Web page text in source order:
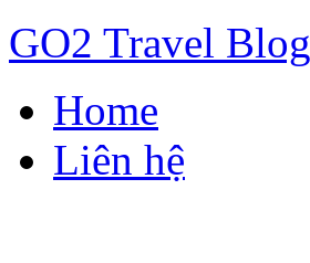
GO2 Travel Blog
Home
Liên hệ